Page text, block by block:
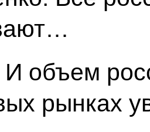
объем
рынках